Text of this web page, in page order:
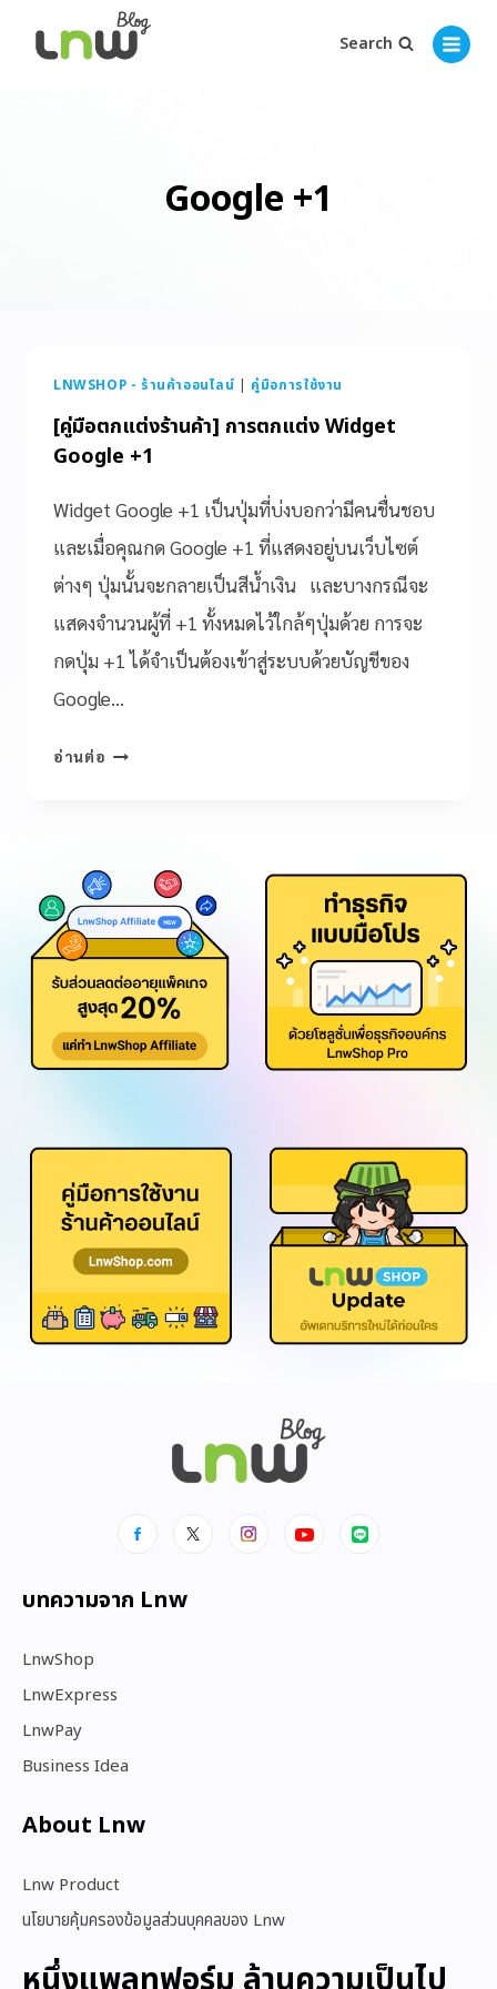
Search
Google +1
LNWSHOP - ร้านค้าออนไลน์ | คู่มือการใช้งาน
[คู่มือตกแต่งร้านค้า] การตกแต่ง Widget
Google +1
Widget Google +1 เป็นปุ่มที่บ่งบอกว่ามีคนชื่นชอบ
และเมื่อคุณกด Google +1 ที่แสดงอยู่บนเว็บไซต์
ต่างๆ ปุ่มนั้นจะกลายเป็นสีน้ำเงิน และบางกรณีจะ
แสดงจำนวนผู้ที่ +1 ทั้งหมดไว้ใกล้ๆปุ่มด้วย การจะ
กดปุ่ม +1 ได้จำเป็นต้องเข้าสู่ระบบด้วยบัญชีของ
Google…
อ่านต่อ
บทความจาก Lnw
LnwShop
LnwExpress
LnwPay
Business Idea
About Lnw​
Lnw Product
นโยบายคุ้มครองข้อมูลส่วนบุคคลของ Lnw